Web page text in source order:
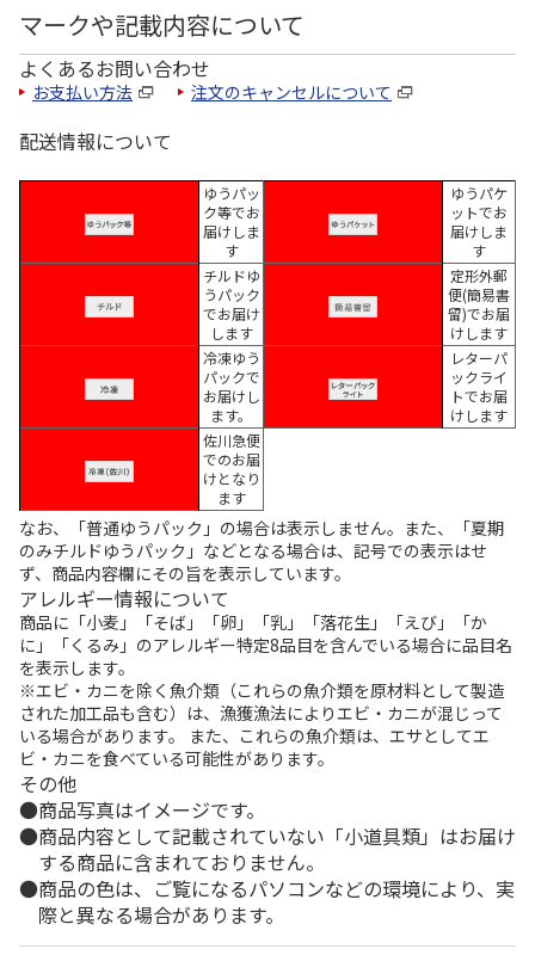
マークや記載内容について
よくあるお問い合わせ
お支払い方法 注文のキャンセルについて
配送情報について
ゆうパッ
ク等でお
届けしま
す
ゆうパケ
ットでお
届けしま
す
チルドゆ
うパック
でお届け
します
定形外郵
便(簡易書
留)でお届
けします
冷凍ゆう
パックで
お届けし
ます。
レターパ
ックライ
トでお届
けします
佐川急便
でのお届
けとなり
ます
なお、「普通ゆうパック」の場合は表示しません。また、「夏期
のみチルドゆうパック」などとなる場合は、記号での表示はせ
ず、商品内容欄にその旨を表示しています。
アレルギー情報について
商品に「小麦」「そば」「卵」「乳」「落花生」「えび」「か
に」「くるみ」のアレルギー特定8品目を含んでいる場合に品目名
を表示します。
※エビ・カニを除く魚介類（これらの魚介類を原材料として製造
された加工品も含む）は、漁獲漁法によりエビ・カニが混じって
いる場合があります。 また、これらの魚介類は、エサとしてエ
ビ・カニを食べている可能性があります。
その他
商品写真はイメージです。
商品内容として記載されていない「小道具類」はお届け
する商品に含まれておりません。
商品の色は、ご覧になるパソコンなどの環境により、実
際と異なる場合があります。